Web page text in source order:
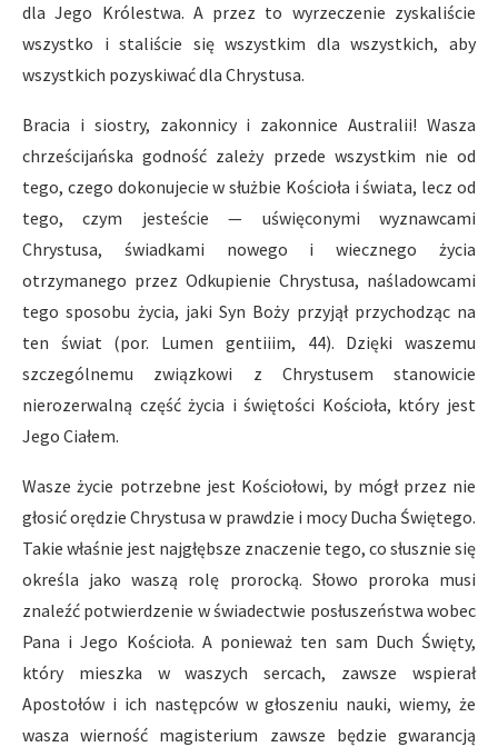
dla Jego Królestwa. A przez to wyrzeczenie zyskaliście
wszystko i staliście się wszystkim dla wszystkich, aby
wszystkich pozyskiwać dla Chrystusa.
Bracia i siostry, zakonnicy i zakonnice Australii! Wasza
chrześcijańska godność zależy przede wszystkim nie od
tego, czego dokonujecie w służbie Kościoła i świata, lecz od
tego, czym jesteście — uświęconymi wyznawcami
Chrystusa, świadkami nowego i wiecznego życia
otrzymanego przez Odkupienie Chrystusa, naśladowcami
tego sposobu życia, jaki Syn Boży przyjął przychodząc na
ten świat (por. Lumen gentiiim, 44). Dzięki waszemu
szczególnemu związkowi z Chrystusem stanowicie
nierozerwalną część życia i świętości Kościoła, który jest
Jego Ciałem.
Wasze życie potrzebne jest Kościołowi, by mógł przez nie
głosić orędzie Chrystusa w prawdzie i mocy Ducha Świętego.
Takie właśnie jest najgłębsze znaczenie tego, co słusznie się
określa jako waszą rolę prorocką. Słowo proroka musi
znaleźć potwierdzenie w świadectwie posłuszeństwa wobec
Pana i Jego Kościoła. A ponieważ ten sam Duch Święty,
który mieszka w waszych sercach, zawsze wspierał
Apostołów i ich następców w głoszeniu nauki, wiemy, że
wasza wierność magisterium zawsze będzie gwarancją